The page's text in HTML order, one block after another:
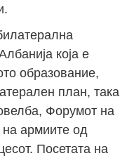
која е
образование,
план, така
Форумот на
армиите од
Посетата на